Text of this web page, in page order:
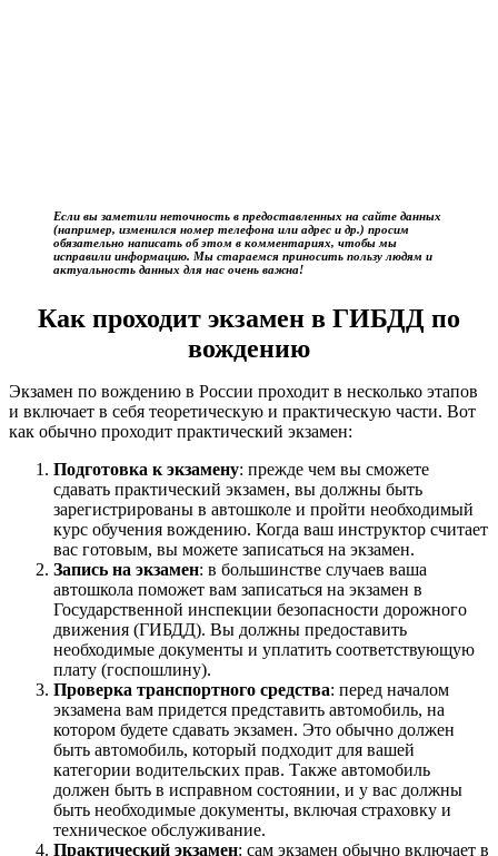
Если вы заметили неточность в предоставленных на сайте данных
(например, изменился номер телефона или адрес и др.) просим
обязательно написать об этом в комментариях, чтобы мы
исправили информацию. Мы стараемся приносить пользу людям и
актуальность данных для нас очень важна!
Как проходит экзамен в ГИБДД по
вождению
Экзамен по вождению в России проходит в несколько этапов
и включает в себя теоретическую и практическую части. Вот
как обычно проходит практический экзамен:
Подготовка к экзамену: прежде чем вы сможете
сдавать практический экзамен, вы должны быть
зарегистрированы в автошколе и пройти необходимый
курс обучения вождению. Когда ваш инструктор считает
вас готовым, вы можете записаться на экзамен.
Запись на экзамен: в большинстве случаев ваша
автошкола поможет вам записаться на экзамен в
Государственной инспекции безопасности дорожного
движения (ГИБДД). Вы должны предоставить
необходимые документы и уплатить соответствующую
плату (госпошлину).
Проверка транспортного средства: перед началом
экзамена вам придется представить автомобиль, на
котором будете сдавать экзамен. Это обычно должен
быть автомобиль, который подходит для вашей
категории водительских прав. Также автомобиль
должен быть в исправном состоянии, и у вас должны
быть необходимые документы, включая страховку и
техническое обслуживание.
Практический экзамен: сам экзамен обычно включает в